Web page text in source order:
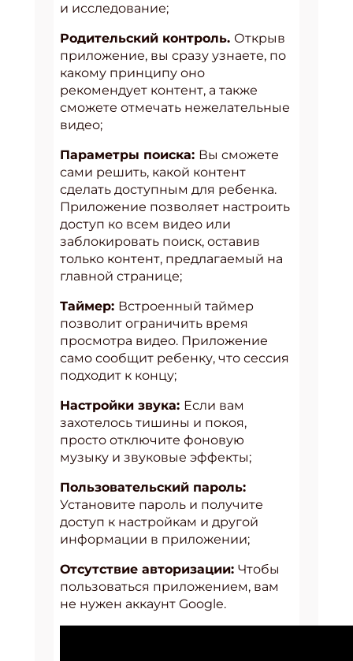
и исследование;
Родительский контроль. Открыв
приложение, вы сразу узнаете, по
какому принципу оно
рекомендует контент, а также
сможете отмечать нежелательные
видео;
Параметры поиска: Вы сможете
сами решить, какой контент
сделать доступным для ребенка.
Приложение позволяет настроить
доступ ко всем видео или
заблокировать поиск, оставив
только контент, предлагаемый на
главной странице;
Таймер: Встроенный таймер
позволит ограничить время
просмотра видео. Приложение
само сообщит ребенку, что сессия
подходит к концу;
Настройки звука: Если вам
захотелось тишины и покоя,
просто отключите фоновую
музыку и звуковые эффекты;
Пользовательский пароль:
Установите пароль и получите
доступ к настройкам и другой
информации в приложении;
Отсутствие авторизации: Чтобы
пользоваться приложением, вам
не нужен аккаунт Google.